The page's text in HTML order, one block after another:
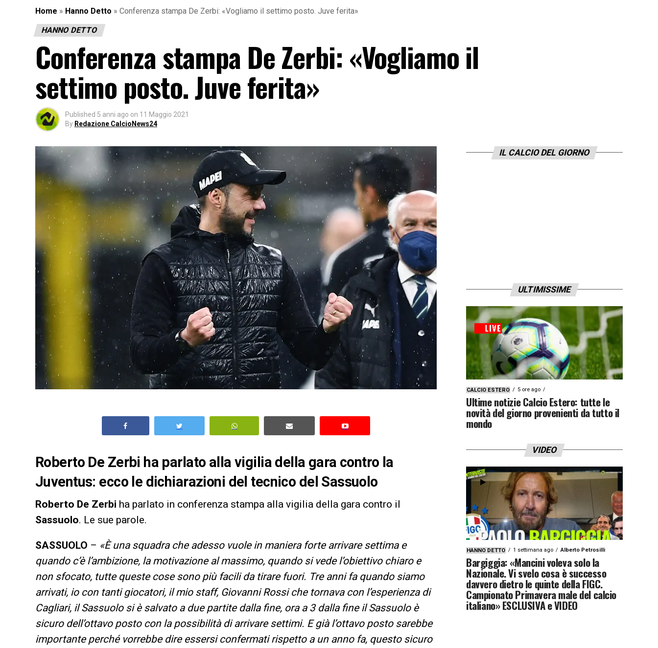
Home » Hanno Detto » Conferenza stampa De Zerbi: «Vogliamo il settimo posto. Juve ferita»
HANNO DETTO
Conferenza stampa De Zerbi: «Vogliamo il
settimo posto. Juve ferita»
Published 5 anni ago on 11 Maggio 2021
By Redazione CalcioNews24
Roberto De Zerbi ha parlato alla vigilia della gara contro la
Juventus: ecco le dichiarazioni del tecnico del Sassuolo
Roberto De Zerbi ha parlato in conferenza stampa alla vigilia della gara contro il
Sassuolo. Le sue parole.
SASSUOLO – «È una squadra che adesso vuole in maniera forte arrivare settima e
quando c’è l’ambizione, la motivazione al massimo, quando si vede l’obiettivo chiaro e
non sfocato, tutte queste cose sono più facili da tirare fuori. Tre anni fa quando siamo
arrivati, io con tanti giocatori, il mio staff, Giovanni Rossi che tornava con l’esperienza di
Cagliari, il Sassuolo si è salvato a due partite dalla fine, ora a 3 dalla fine il Sassuolo è
sicuro dell’ottavo posto con la possibilità di arrivare settimi. E già l’ottavo posto sarebbe
importante perché vorrebbe dire essersi confermati rispetto a un anno fa, questo sicuro
IL CALCIO DEL GIORNO
ULTIMISSIME
CALCIO ESTERO 5 ore ago
Ultime notizie Calcio Estero: tutte le
novità del giorno provenienti da tutto il
mondo
VIDEO
HANNO DETTO 1 settimana ago Alberto Petrosilli
Bargiggia: «Mancini voleva solo la
Nazionale. Vi svelo cosa è successo
davvero dietro le quinte della FIGC.
Campionato Primavera male del calcio
italiano» ESCLUSIVA e VIDEO